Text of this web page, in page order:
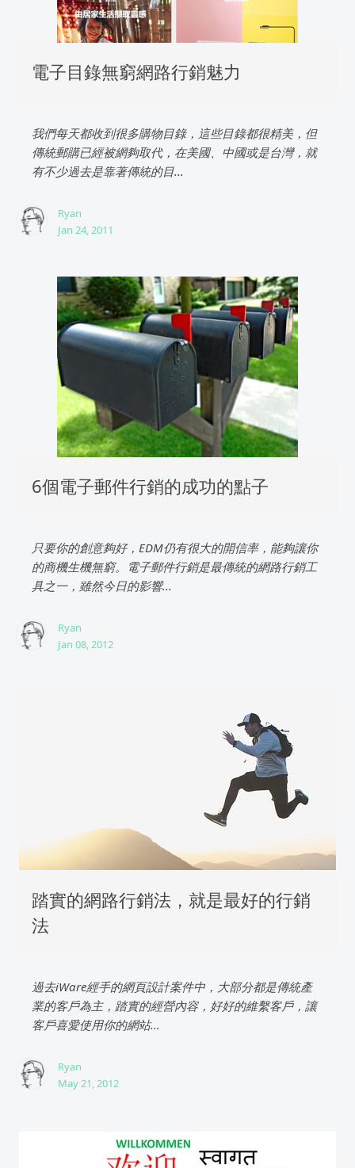
電子目錄無窮網路行銷魅力
我們每天都收到很多購物目錄，這些目錄都很精美，但
傳統郵購已經被網夠取代，在美國、中國或是台灣，就
有不少過去是靠著傳統的目...
Ryan
Jan 24, 2011
6個電子郵件行銷的成功的點子
只要你的創意夠好，EDM仍有很大的開信率，能夠讓你
的商機生機無窮。電子郵件行銷是最傳統的網路行銷工
具之一，雖然今日的影響...
Ryan
Jan 08, 2012
踏實的網路行銷法，就是最好的行銷
法
過去iWare經手的網頁設計案件中，大部分都是傳統產
業的客戶為主，踏實的經營內容，好好的維繫客戶，讓
客戶喜愛使用你的網站...
Ryan
May 21, 2012